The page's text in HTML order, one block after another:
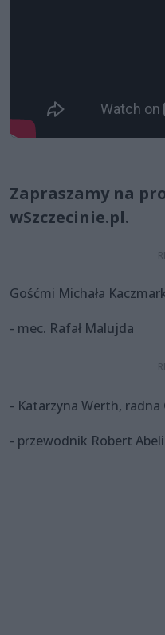
Zapraszamy na
wSzczecinie.pl.
Gośćmi Michała
- mec. Rafał Malujda
- Katarzyna Werth,
- przewodnik Robert